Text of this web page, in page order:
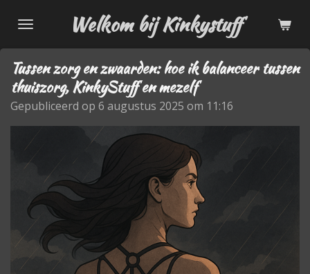
direct
naar
de
hoofdinhoud
Welkom bij Kinkystuff
Tussen zorg en zwaarden: hoe ik balanceer tussen
thuiszorg, KinkyStuff en mezelf
Gepubliceerd op 6 augustus 2025 om 11:16